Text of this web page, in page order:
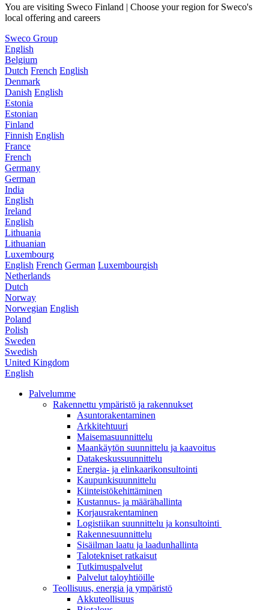
You are visiting Sweco Finland | Choose your region for Sweco's
local offering and careers
Sweco Group
English
Belgium
Dutch French English
Denmark
Danish English
Estonia
Estonian
Finland
Finnish English
France
French
Germany
German
India
English
Ireland
English
Lithuania
Lithuanian
Luxembourg
English French German Luxembourgish
Netherlands
Dutch
Norway
Norwegian English
Poland
Polish
Sweden
Swedish
United Kingdom
English
Palvelumme
Rakennettu ympäristö ja rakennukset
Asuntorakentaminen
Arkkitehtuuri
Maisemasuunnittelu
Maankäytön suunnittelu ja kaavoitus
Datakeskussuunnittelu
Energia- ja elinkaarikonsultointi
Kaupunkisuunnittelu
Kiinteistökehittäminen
Kustannus- ja määrähallinta
Korjausrakentaminen
Logistiikan suunnittelu ja konsultointi
Rakennesuunnittelu
Sisäilman laatu ja laadunhallinta
Talotekniset ratkaisut
Tutkimuspalvelut
Palvelut taloyhtiöille
Teollisuus, energia ja ympäristö
Akkuteollisuus